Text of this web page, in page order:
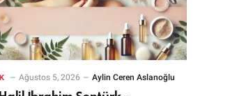
Ağustos 5, 2026 Aylin Ceren Aslanoğlu